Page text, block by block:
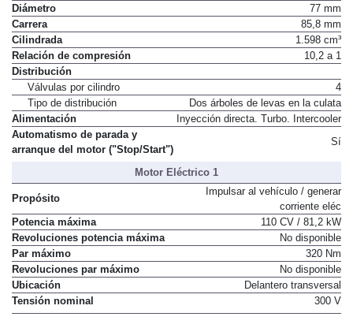
Diámetro
77 mm
Carrera
85,8 mm
Cilindrada
1.598 cm³
Relación de compresión
10,2 a 1
Distribución
Válvulas por cilindro
4
Tipo de distribución
Dos árboles de levas en la culata
Alimentación
Inyección directa. Turbo. Intercooler
Automatismo de parada y
arranque del motor ("Stop/Start")
Sí
Motor Eléctrico 1
Propósito
Impulsar al vehículo / generar
corriente eléc
Potencia máxima
110 CV / 81,2 kW
Revoluciones potencia máxima
No disponible
Par máximo
320 Nm
Revoluciones par máximo
No disponible
Ubicación
Delantero transversal
Tensión nominal
300 V